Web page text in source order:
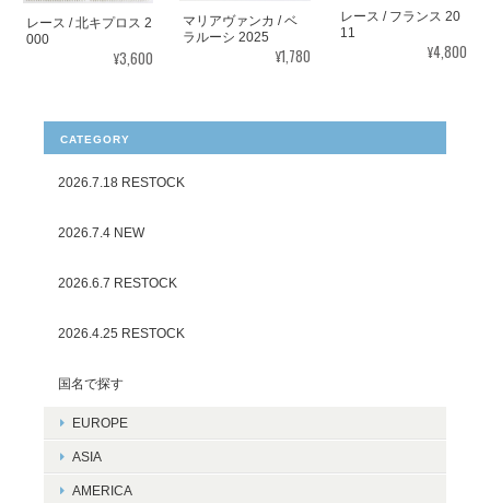
レース / 北キプロス 2
000
¥3,600
マリアヴァンカ / ベ
ラルーシ 2025
¥1,780
レース / フランス 20
11
¥4,800
CATEGORY
2026.7.18 RESTOCK
2026.7.4 NEW
2026.6.7 RESTOCK
2026.4.25 RESTOCK
国名で探す
EUROPE
ASIA
AMERICA